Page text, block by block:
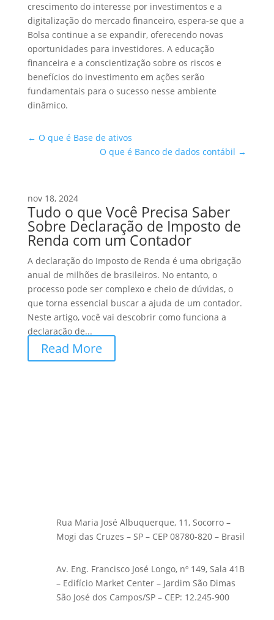
crescimento do interesse por investimentos e a
digitalização do mercado financeiro, espera-se que a
Bolsa continue a se expandir, oferecendo novas
oportunidades para investidores. A educação
financeira e a conscientização sobre os riscos e
benefícios do investimento em ações serão
fundamentais para o sucesso nesse ambiente
dinâmico.
← O que é Base de ativos
O que é Banco de dados contábil →
nov 18, 2024
Tudo o que Você Precisa Saber
Sobre Declaração de Imposto de
Renda com um Contador
A declaração do Imposto de Renda é uma obrigação
anual de milhões de brasileiros. No entanto, o
processo pode ser complexo e cheio de dúvidas, o
que torna essencial buscar a ajuda de um contador.
Neste artigo, você vai descobrir como funciona a
declaração de...
Read More
Rua Maria José Albuquerque, 11, Socorro –
Mogi das Cruzes – SP – CEP 08780-820 – Brasil
Av. Eng. Francisco José Longo, nº 149, Sala 41B
– Edifício Market Center – Jardim São Dimas
São José dos Campos/SP – CEP: 12.245-900